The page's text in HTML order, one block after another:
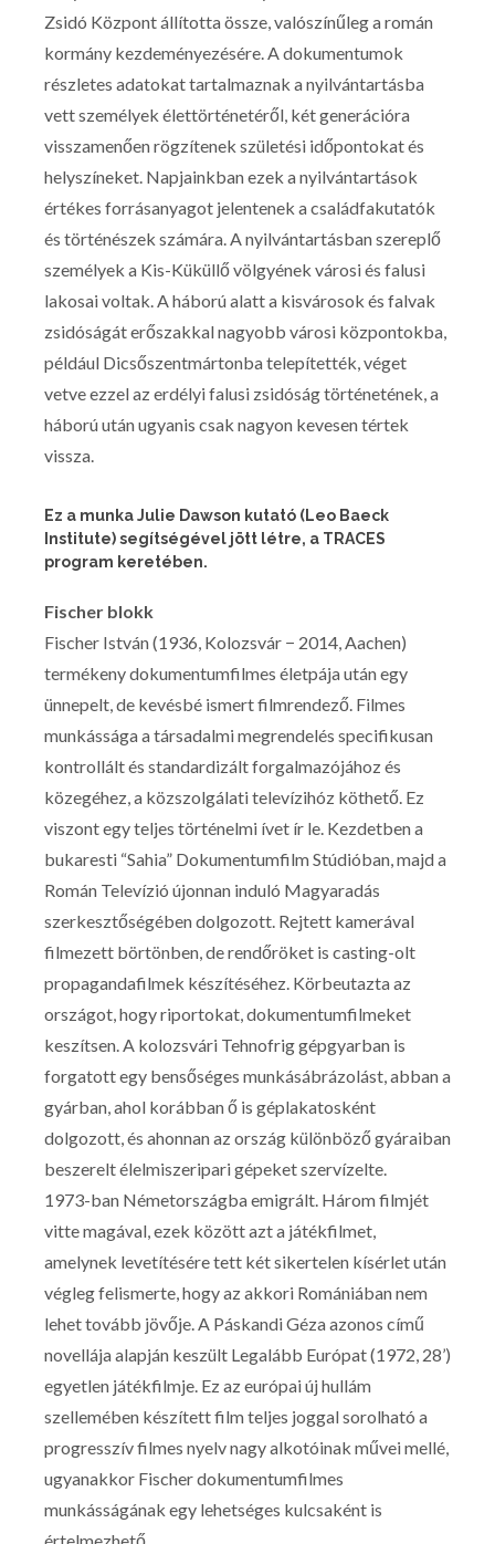
Zsidó Központ állította össze, valószínűleg a román
kormány kezdeményezésére. A dokumentumok
részletes adatokat tartalmaznak a nyilvántartásba
vett személyek élettörténetéről, két generációra
visszamenően rögzítenek születési időpontokat és
helyszíneket. Napjainkban ezek a nyilvántartások
értékes forrásanyagot jelentenek a családfakutatók
és történészek számára. A nyilvántartásban szereplő
személyek a Kis-Küküllő völgyének városi és falusi
lakosai voltak. A háború alatt a kisvárosok és falvak
zsidóságát erőszakkal nagyobb városi központokba,
például Dicsőszentmártonba telepítették, véget
vetve ezzel az erdélyi falusi zsidóság történetének, a
háború után ugyanis csak nagyon kevesen tértek
vissza.
Ez a munka Julie Dawson kutató (Leo Baeck
Institute) segítségével jött létre, a TRACES
program keretében.
Fischer blokk
Fischer István (1936, Kolozsvár − 2014, Aachen)
termékeny dokumentumfilmes életpája után egy
ünnepelt, de kevésbé ismert filmrendező. Filmes
munkássága a társadalmi megrendelés specifikusan
kontrollált és standardizált forgalmazójához és
közegéhez, a közszolgálati televízihóz köthető. Ez
viszont egy teljes történelmi ívet ír le. Kezdetben a
bukaresti “Sahia” Dokumentumfilm Stúdióban, majd a
Román Televízió újonnan induló Magyaradás
szerkesztőségében dolgozott. Rejtett kamerával
filmezett börtönben, de rendőröket is casting-olt
propagandafilmek készítéséhez. Körbeutazta az
országot, hogy riportokat, dokumentumfilmeket
keszítsen. A kolozsvári Tehnofrig gépgyarban is
forgatott egy bensőséges munkásábrázolást, abban a
gyárban, ahol korábban ő is géplakatosként
dolgozott, és ahonnan az ország különböző gyáraiban
beszerelt élelmiszeripari gépeket szervízelte.
1973-ban Németországba emigrált. Három filmjét
vitte magával, ezek között azt a játékfilmet,
amelynek levetítésére tett két sikertelen kísérlet után
végleg felismerte, hogy az akkori Romániában nem
lehet tovább jövője. A Páskandi Géza azonos című
novellája alapján keszült Legalább Európat (1972, 28’)
egyetlen játékfilmje. Ez az európai új hullám
szellemében készített film teljes joggal sorolható a
progresszív filmes nyelv nagy alkotóinak művei mellé,
ugyanakkor Fischer dokumentumfilmes
munkásságának egy lehetséges kulcsaként is